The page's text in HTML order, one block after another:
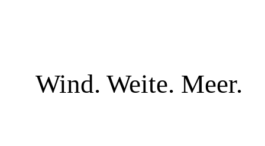
Wind. Weite. Meer.